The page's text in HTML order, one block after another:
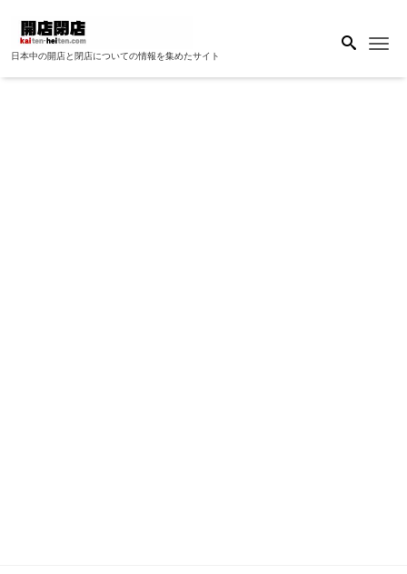
日本中の開店と閉店についての情報を集めたサイト